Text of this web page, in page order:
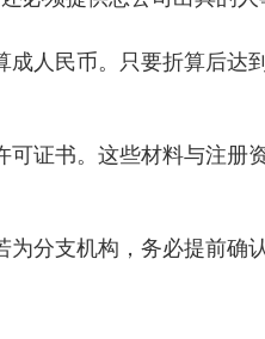
民币。只要折算后达
书。这些材料与注册
支机构，务必提前确认